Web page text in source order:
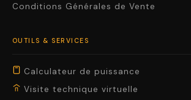
Conditions Générales de Vente
OUTILS & SERVICES
Calculateur de puissance
Visite technique virtuelle